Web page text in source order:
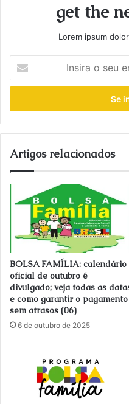
get the
Lorem ipsum
seu
de
email
Artigos relacionados
BOLSA FAMÍLIA: calendário
oficial de outubro é
divulgado; veja todas as
e como garantir o pagamento
sem atrasos (06)
6 de outubro de 2025